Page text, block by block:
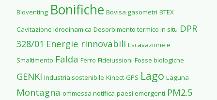
Bioventing Bonifiche Bovisa gasometri BTEX
Cavitazione idrodinamica Desorbimento termico in situ DPR
328/01 Energie rinnovabili Escavazione e
Smaltimento Falda Ferro Fideiussioni Fosse biologiche
GENKI Industria sostenibile Kinect-GPS Lago Laguna
Montagna ommessa notifica paesi emergenti PM2.5